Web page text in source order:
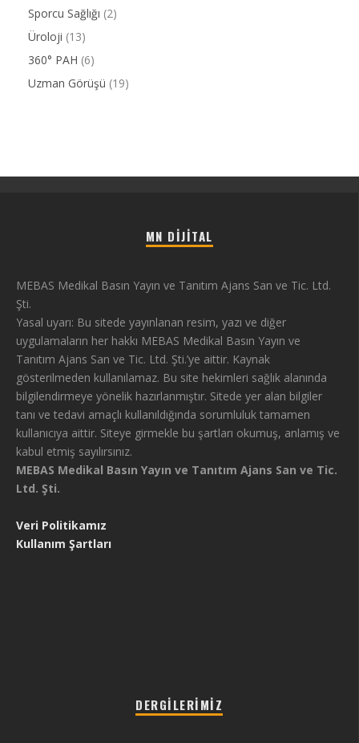
Sporcu Sağlığı (2)
Üroloji (13)
360° PAH (6)
Uzman Görüşü (19)
MN DIJITAL
MEBAS Medikal Basın Yayın ve Tanıtım Ajans San ve Tic. Ltd.
Şti.
Yasal uyarı: Bu sitede yayınlanan resim, yazı ve diğer
uygulamaların her hakkı MEBAS Medikal Basın Yayın ve
Tanıtım Ajans San ve Tic. Ltd. Şti.’ye aittir. Kaynak
gösterilmeden kullanılamaz. Bu site hekimleri sağlık alanında
bilgilendirmeye yönelik hazırlanmıştır. Sitede yer alan bilgiler
tanı ve tedavi amaçlı kullanıldığında sorumluluk tamamen
kullanıcıya aittir. Siteye girmekle bu şartları okumuş, anlamış ve
kabul etmiş sayılırsınız.
MEBAS Medikal Basın Yayın ve Tanıtım Ajans San ve Tic.
Ltd. Şti.
Veri Politikamız
Kullanım Şartları
DERGILERIMIZ